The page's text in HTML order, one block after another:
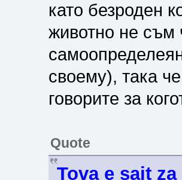
като безроден
животно не съм
своему), така
говорите за
Quote
Tova e sait